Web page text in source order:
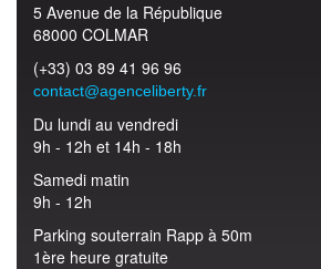
5 Avenue de la République
68000 COLMAR
(+33) 03 89 41 96 96
contact@agenceliberty.fr
Du lundi au vendredi
9h - 12h et 14h - 18h
Samedi matin
9h - 12h
Parking souterrain Rapp à 50m
1ère heure gratuite